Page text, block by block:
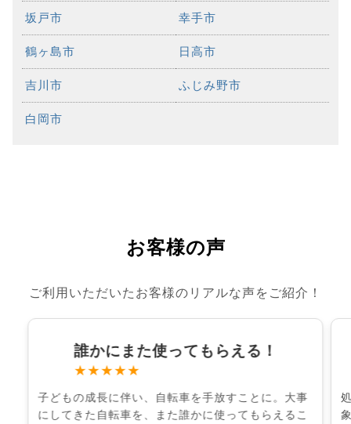
坂戸市 幸手市
鶴ヶ島市 日高市
吉川市 ふじみ野市
白岡市
お客様の声
ご利用いただいたお客様のリアルな声をご紹介！
誰かにまた使ってもらえる！
★★★★★
子どもの成長に伴い、自転車を手放すことに。大事
にしてきた自転車を、また誰かに使ってもらえるこ